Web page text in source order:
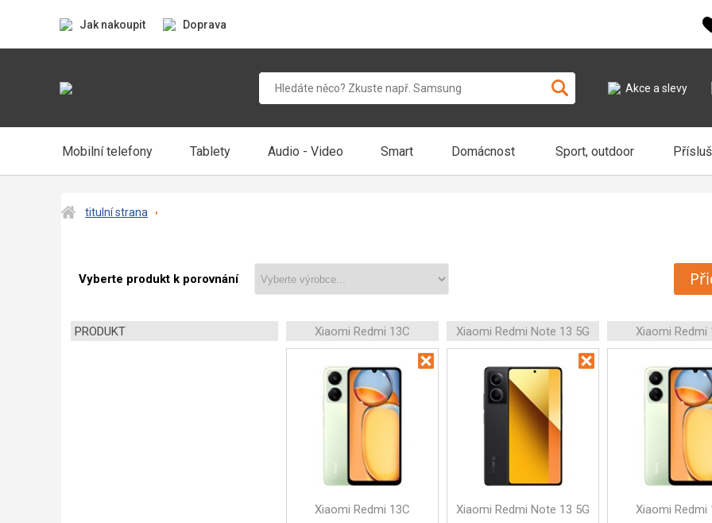
Jak nakoupit Doprava
Akce a slevy
Mobilní telefony Tablety Audio - Video Smart Domácnost Sport, outdoor
titulní strana
Vyberte produkt k porovnání
PRODUKT Xiaomi Redmi 13C Xiaomi Redmi Note 13 5G Xiaomi Redmi
Xiaomi Redmi 13C Xiaomi Redmi Note 13 5G Xiaomi Redmi